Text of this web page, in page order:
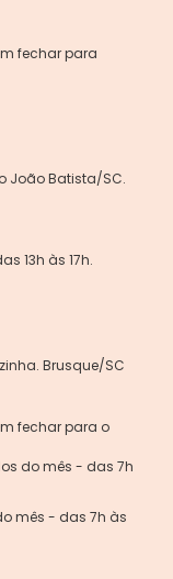
fechar para
João Batista/SC.
13h às 17h.
Brusque/SC
fechar para o
do mês - das 7h
mês - das 7h às